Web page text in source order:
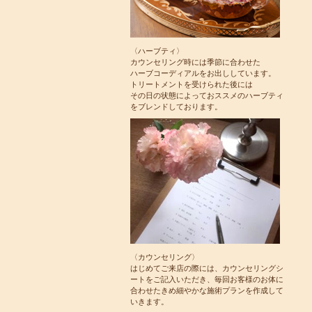
〈ハーブティ〉
カウンセリング時には季節に合わせた
ハーブコーディアルをお出ししています。
トリートメントを受けられた後には
その日の状態によっておススメのハーブティ
をブレンドしております。
〈カウンセリング〉
はじめてご来店の際には、カウンセリングシ
ートをご記入いただき、毎回お客様のお体に
合わせたきめ細やかな施術プランを作成して
いきます。